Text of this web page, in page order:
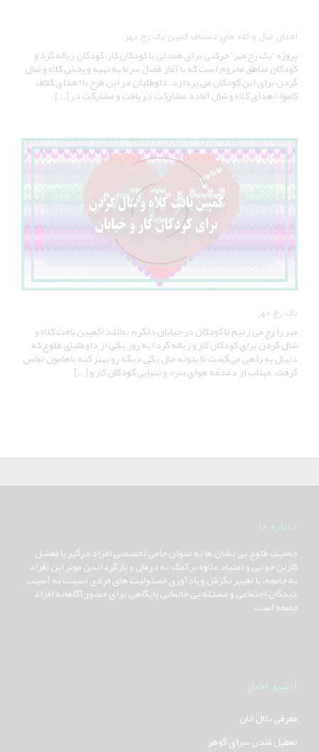
اهدای شال و کلاه های دستباف کمپین یک رج مهر
پروژه “یک رج مهر” حرکتی برای همدلی با کودکان کار، کودکان زباله گرد و
کودکان مناطق محروم است که با آغاز فصل سرما به تهیه و پخش کلاه و شال
گردن برای این کودکان می پردازد. داوطلبان در این طرح با اهدای کلاف
کاموا، اهدای کلاه و شال آماده، مشارکت در بافت و مشارکت در […]
یک رج مهر
مهر را رج می زنیم تا کودکان در خیابان دلگرم بمانند (کمپین بافت کلاه و
شال گردن برای کودکان کار و زباله گرد) یه روز یکی از داوطلبای طلوع که
دنبال یه راهی می‌گشت تا بتونه حال یکی دیگه رو بهتر کنه باهامون تماس
گرفت. مهتاب از دغدغه هوای سرد و تنهایی کودکان کار و […]
درباره ما
جمعیت طلوع بی نشان ها به عنوان حامی تخصصی افراد درگیر با معضل
کارتن خوابی و اعتیاد علاوه بر کمک به درمان و بازگرداندن موثر این افراد
به جامعه، با تغییر نگرش و یادآوری مسئولیت های فردی نسبت به آسیب
دیدگان اجتماعی و مسئله بی خانمانی پایگاهی برای حضور آگاهانه افراد
جامعه است.
آرشیو اخبار
معرفی بلال خان
تعطیل شدن سرای گوهر